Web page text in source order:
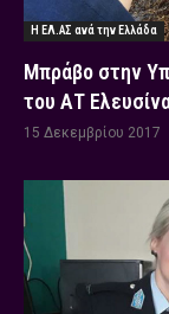
Η ΕΛ.ΑΣ ανά την Ελλάδα
Μπράβο στην
του ΑΤ
15 Δεκεμβρίου 2017